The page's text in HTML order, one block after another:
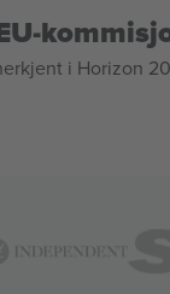
i Horizon